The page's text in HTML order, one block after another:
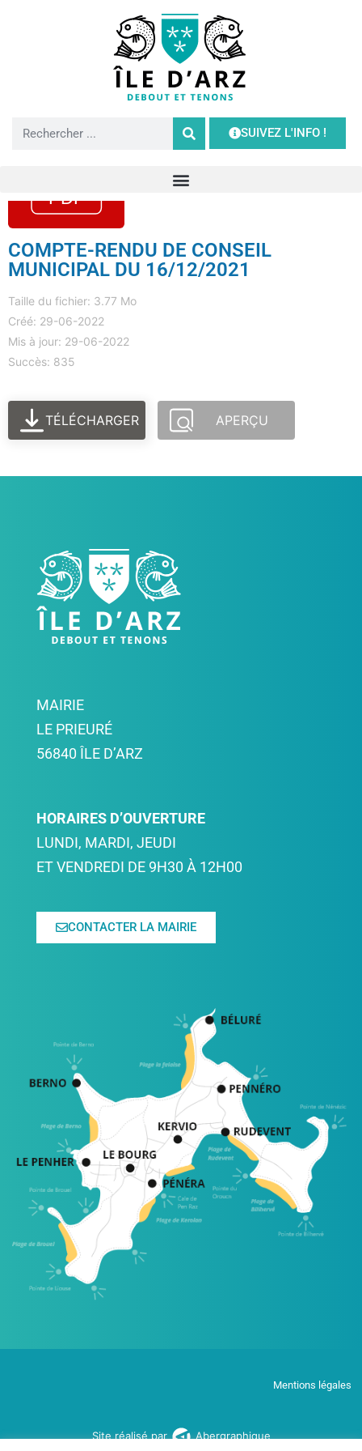
SUIVEZ L'INFO !
COMPTE-RENDU DE CONSEIL
MUNICIPAL DU 16/12/2021
Taille du fichier: 3.77 Mo
Créé: 29-06-2022
Mis à jour: 29-06-2022
Succès: 835
TÉLÉCHARGER APERÇU
MAIRIE
LE PRIEURÉ
56840 ÎLE D’ARZ
HORAIRES D’OUVERTURE
LUNDI, MARDI, JEUDI
ET VENDREDI DE 9H30 À 12H00
CONTACTER LA MAIRIE
Mentions légales
Site réalisé par Abergraphique